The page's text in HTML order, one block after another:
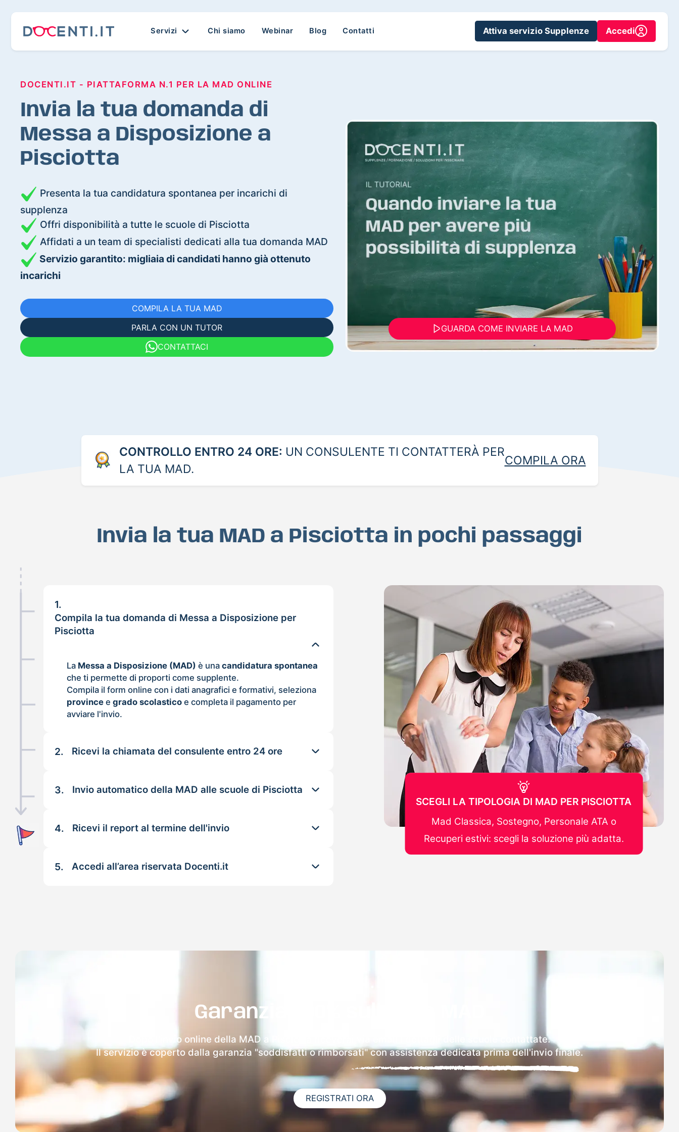
Servizi Chi siamo Webinar Blog Contatti Attiva servizio Supplenze Accedi
DOCENTI.IT - PIATTAFORMA N.1 PER LA MAD ONLINE
Invia la tua domanda di
Messa a Disposizione a
Pisciotta
Presenta la tua candidatura spontanea per incarichi di
supplenza
Offri disponibilità a tutte le scuole di Pisciotta
Affidati a un team di specialisti dedicati alla tua domanda MAD
Servizio garantito: migliaia di candidati hanno già ottenuto
incarichi
COMPILA LA TUA MAD
PARLA CON UN TUTOR
CONTATTACI
GUARDA COME INVIARE LA MAD
CONTROLLO ENTRO 24 ORE: UN CONSULENTE TI CONTATTERÀ PER
LA TUA MAD.
COMPILA ORA
Invia la tua MAD a Pisciotta in pochi passaggi
1.
Compila la tua domanda di Messa a Disposizione per
Pisciotta
La Messa a Disposizione (MAD) è unacandidatura spontanea
che ti permette di proporti come supplente.
Compila il form online con i dati anagrafici e formativi, seleziona
province egrado scolastico e completa il pagamento per
avviare l'invio.
2. Ricevi la chiamata del consulente entro 24 ore
3. Invio automatico della MAD alle scuole di Pisciotta
4. Ricevi il report al termine dell'invio
5. Accedi all’area riservata Docenti.it
SCEGLI LA TIPOLOGIA DI MAD PER PISCIOTTA
Mad Classica, Sostegno, Personale ATA o
Recuperi estivi: scegli la soluzione più adatta.
Garanzia 100% sulla tua MAD
Dopo l'invio online della MAD a Pisciotta riceverai via email i dettagli delle scuole contattate.
Il servizio è coperto dalla garanzia "soddisfatti o rimborsati" con assistenza dedicata prima dell'invio finale.
REGISTRATI ORA